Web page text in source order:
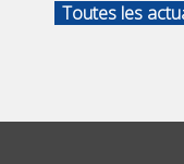
Toutes les